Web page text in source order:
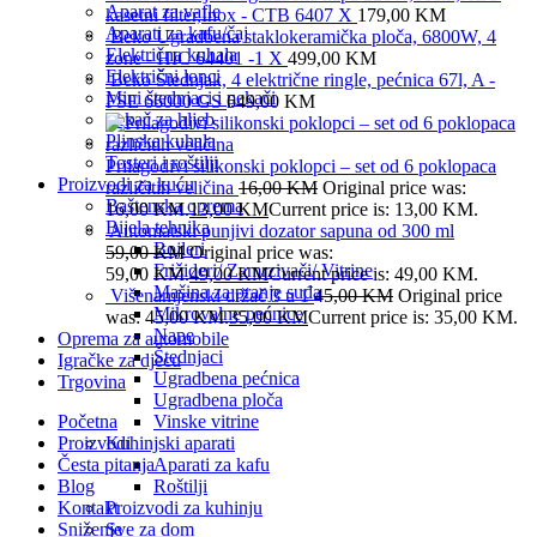
Aparat za vafle
Aparati za kafu/čaj
Električna kuhala
Električni lonci
Mini štednjaci i pekači
Pekač za hljeb
Plinska kuhala
Tosteri i roštilji
Proizvodi za kuću
Baštenska oprema
Bijela tehnika
Bojleri
Frižideri/ Zamrzivači/ Vitrine
Mašina za pranje suđa
Mikrovalne pećnice
Nape
Štednjaci
Ugradbena pećnica
Ugradbena ploča
Vinske vitrine
Kuhinjski aparati
Aparati za kafu
Roštilji
Proizvodi za kuhinju
Sve za dom
kasetni filter,Inox - CTB 6407 X 179,00 KM
Beko Ugradbena staklokeramička ploča, 6800W, 4
zone - HIC 64401 -1 X 499,00 KM
Beko Štednjak, 4 električne ringle, pećnica 67l, A -
FSE 66000 GS649,00 KM
Prilagodivi silikonski poklopci – set od 6 poklopaca
različitih veličina 16,00KM Original price was:
16,00 KM.13,00KMCurrent price is: 13,00 KM.
Automatski punjivi dozator sapuna od 300 ml
59,00KM Original price was:
59,00 KM.49,00KMCurrent price is: 49,00 KM.
Višenamjenski držač 3 u 145,00KM Original price
was: 45,00 KM.35,00KMCurrent price is: 35,00 KM.
Oprema za automobile
Igračke za djecu
Trgovina
Početna
Proizvodi
Česta pitanja
Blog
Kontakt
Sniženje